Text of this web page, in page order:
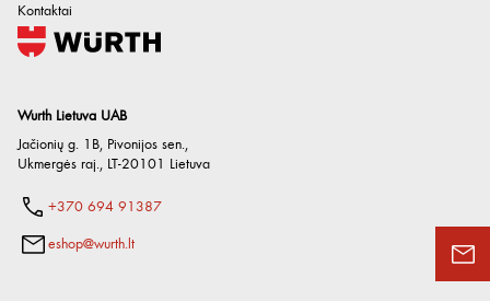
Wurth Lietuva UAB
Jačionių g. 1B, Pivonijos sen.,
Ukmergės raj., LT-20101 Lietuva
+370 694 91387
eshop@wurth.lt
Kontaktai